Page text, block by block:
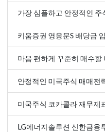
가장 심플하고 안정적인 주
키움증권 영웅문S 배당금
마음 편하게 꾸준히 매수
안정적인 미국주식 매매전
미국주식 코카콜라 재무제
LG에너지솔루션 신한금융